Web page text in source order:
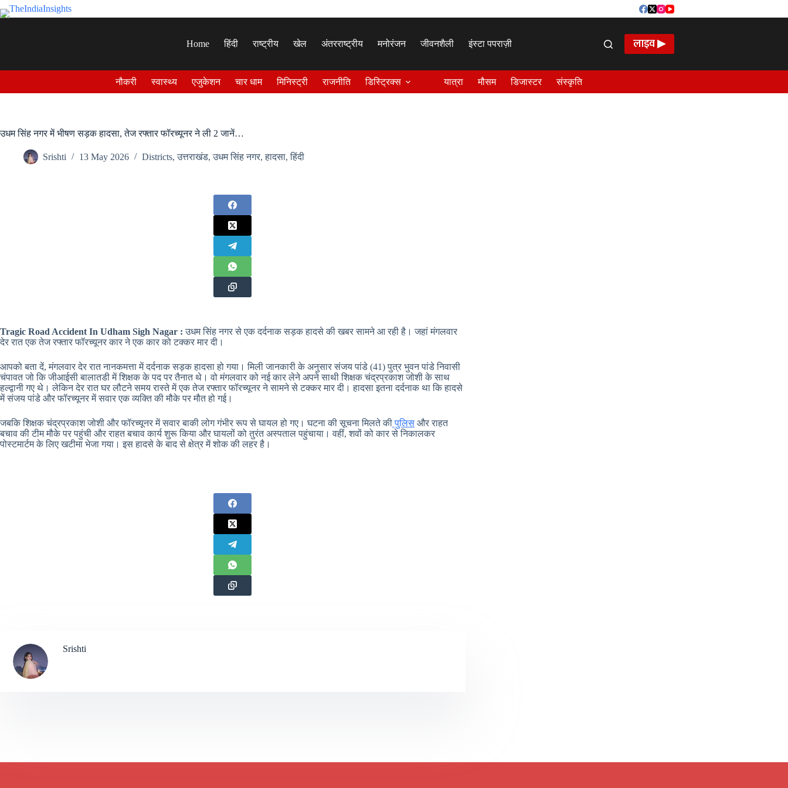
Skip
to
Home
हिंदी राष्ट्रीय खेल अंतरराष्ट्रीय मनोरंजन जीवनशैली इंस्टा पपराज़ी लाइव ▶
नौकरी स्वास्थ्य एजुकेशन चार धाम मिनिस्ट्री राजनीति डिस्ट्रिक्स यात्रा मौसम डिजास्टर संस्कृति
उधम सिंह नगर में भीषण सड़क हादसा, तेज रफ्तार फॉरच्यूनर ने ली 2 जानें…
Srishti 13 May 2026 Districts,उत्तराखंड,उधम सिंह नगर,हादसा,हिंदी
Tragic Road Accident In Udham Sigh Nagar :उधम सिंह नगर से एक दर्दनाक सड़क हादसे की खबर सामने आ रही है। जहां मंगलवार
देर रात एक तेज रफ्तार फॉरच्यूनर कार ने एक कार को टक्कर मार दी।
आपको बता दें, मंगलवार देर रात नानकमत्ता में दर्दनाक सड़क हादसा हो गया। मिली जानकारी के अनुसार संजय पांडे (41) पुत्र भुवन पांडे निवासी
चंपावत जो कि जीआईसी बालातडी में शिक्षक के पद पर तैनात थे। वो मंगलवार को नई कार लेने अपने साथी शिक्षक चंद्रप्रकाश जोशी के साथ
हल्द्वानी गए थे। लेकिन देर रात घर लौटने समय रास्ते में एक तेज रफ्तार फॉरच्यूनर ने सामने से टक्कर मार दी। हादसा इतना दर्दनाक था कि हादसे
में संजय पांडे और फॉरच्यूनर में सवार एक व्यक्ति की मौके पर मौत हो गई।
जबकि शिक्षक चंद्रप्रकाश जोशी और फॉरच्यूनर में सवार बाकी लोग गंभीर रूप से घायल हो गए। घटना की सूचना मिलते कीपुलिस और राहत
बचाव की टीम मौके पर पहुंची और राहत बचाव कार्य शुरू किया और घायलों को तुरंत अस्पताल पहुंचाया। वहीं, शवों को कार से निकालकर
पोस्टमार्टम के लिए खटीमा भेजा गया। इस हादसे के बाद से क्षेत्र में शोक की लहर है।
Srishti